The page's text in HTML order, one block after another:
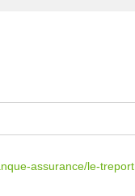
assurance/le-treport